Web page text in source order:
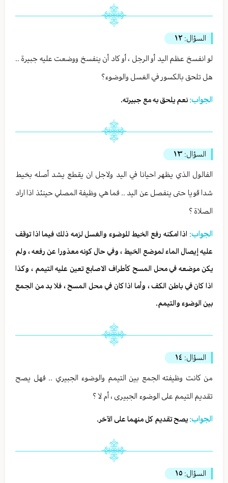
السؤال: ١٢
لو انفسخ عظم اليد أو الرجل ، أو كاد أن ينفسخ ووضعت عليه جبيرة ..
هل تلحق بالكسور في الغسل والوضوء؟
الجواب: نعم يلحق به مع جبيرته.
السؤال: ١٣
الفالول الذي يظهر احيانا في اليد ولاجل ان يقطع يشد أصله بخيط
شدا قويا حتى ينفصل عن اليد .. فما هي وظيفة المصلي حينئذ اذا اراد
الصلاة ؟
الجواب: اذا امكنه رفع الخيط للوضوء والغسل لزمه ذلك فيما اذا توقف
عليه إيصال الماء لموضع الخيط ، وفي حال كونه معذورا عن رفعه ، ولم
يكن موضعه في محل المسح كأطراف الاصابع تعين عليه التيمم ، وكذا
اذا كان في باطن الكف ، وأما اذا كان في محل المسح ، فلا بد من الجمع
بين الوضوء والتيمم.
السؤال: ١٤
من كانت وظيفته الجمع بين التيمم والوضوء الجبيري .. فهل يصح
تقديم التيمم على الوضوء الجبيرى ، أم لا ؟
الجواب: يصح تقديم كل منهما على الآخر.
السؤال: ١٥